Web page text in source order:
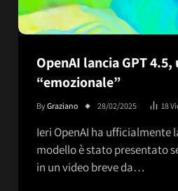
OpenAI lancia GPT
“emozionale”
ByGraziano 28/02/2025 18
Ieri OpenAI ha ufficialmente
modello è stato presentato
in un video breve da…